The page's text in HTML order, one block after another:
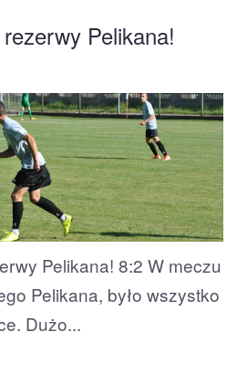
Pelikana!
Pelikana! 8:2 W meczu
Pelikana, było wszystko
Dużo...